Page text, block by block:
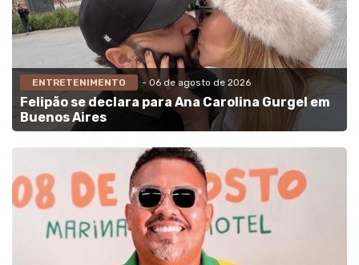
ENTRETENIMENTO - 06 de agosto de 2026
Felipão se declara para Ana Carolina Gurgel em
Buenos Aires